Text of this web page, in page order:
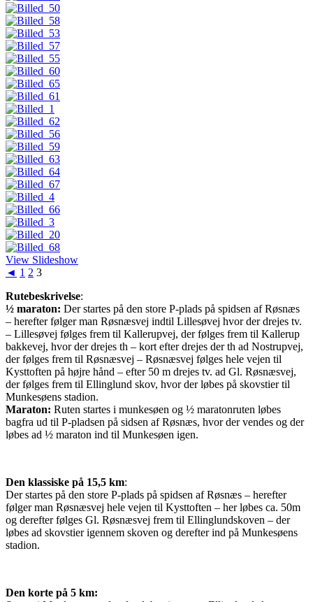
View Slideshow
◄ 1 2 3
Rutebeskrivelse:
½ maraton: Der startes på den store P-plads på spidsen af Røsnæs
– herefter følger man Røsnæsvej indtil Lillesøvej hvor der drejes tv.
– Lillesøvej følges frem til Kallerupvej, der følges frem til Kallerup
bakkevej, hvor der drejes th – kort efter drejes der th ad Nostrupvej,
der følges frem til Røsnæsvej – Røsnæsvej følges hele vejen til
Kysttoften på højre hånd – efter 50 m drejes tv. ad Gl. Røsnæsvej,
der følges frem til Ellinglund skov, hvor der løbes på skovstier til
Munkesøens stadion.
Maraton: Ruten startes i munkesøen og ½ maratonruten løbes
bagfra ud til P-pladsen på sidsen af Røsnæs, hvor der vendes og der
løbes ad ½ maraton ind til Munkesøen igen.
Den klassiske på 15,5 km:
Der startes på den store P-plads på spidsen af Røsnæs – herefter
følger man Røsnæsvej hele vejen til Kysttoften – her løbes ca. 50m
og derefter følges Gl. Røsnæsvej frem til Ellinglundskoven – der
løbes ad skovstier igennem skoven og derefter ind på Munkesøens
stadion.
Den korte på 5 km: